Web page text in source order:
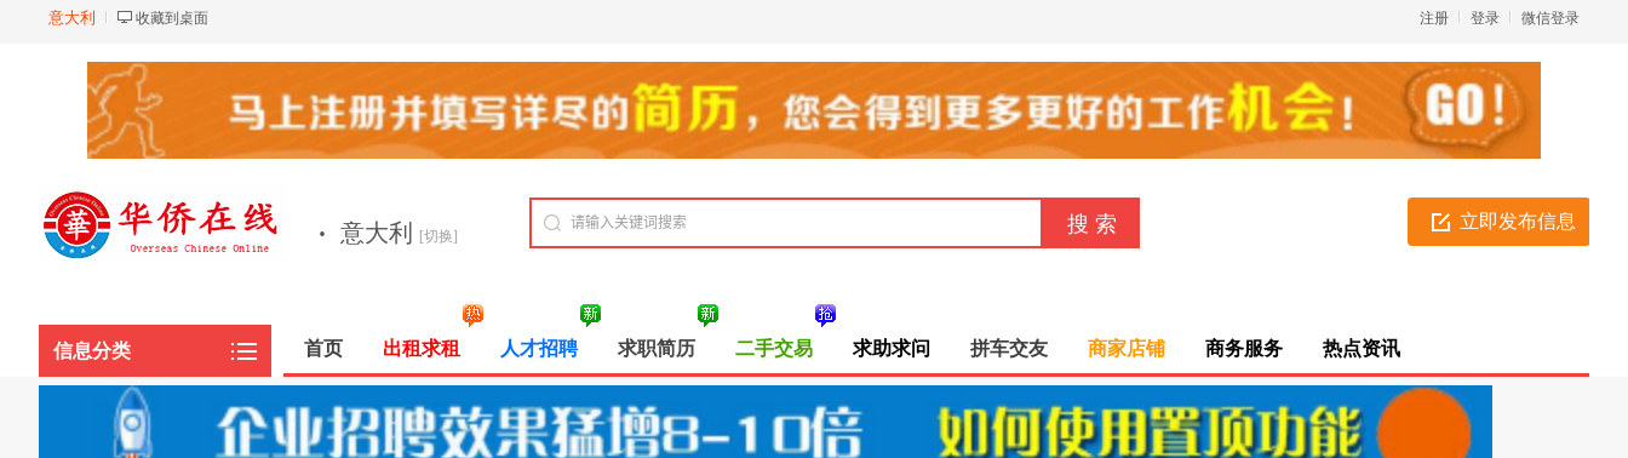
意大利 收藏到桌面 微信登录
登录
注册
立即发布信息
· 意大利 [切换]
信息分类 首页 出租求租 人才招聘 求职简历 二手交易 求助求问 拼车交友 商家店铺 商务服务 热点资讯